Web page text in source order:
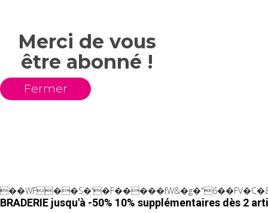
Merci de vous
être abonné !
Fermer
BRADERIE jusqu'à -50% 10% supplémentaires dès 2